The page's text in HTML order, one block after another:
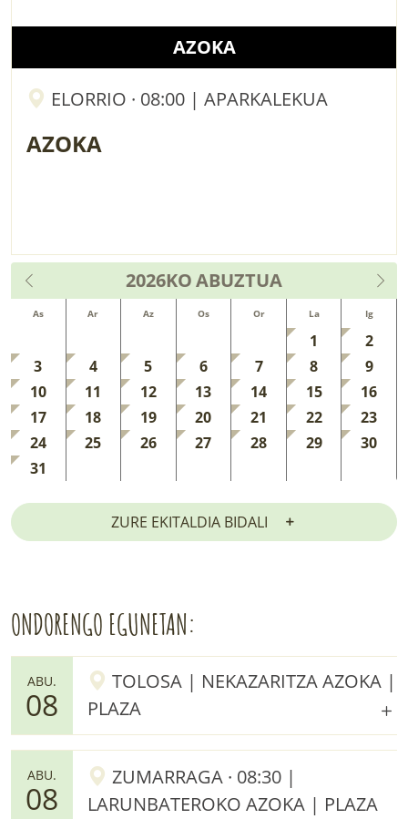
AZOKA
ELORRIO · 08:00 | APARKALEKUA
AZOKA
2026KOABUZTUA
As Ar Az Os Or La Ig
1
2
3
4 5 6 7 8
9
10
11 12 13 14 15
16
17
18 19 20 21 22
23
24
25 26 27 28 29
30
31
ZURE EKITALDIA BIDALI
ONDORENGO EGUNETAN:
ABU.
08
TOLOSA | NEKAZARITZA AZOKA |
PLAZA
ABU.
08
ZUMARRAGA · 08:30 |
LARUNBATEROKO AZOKA | PLAZA